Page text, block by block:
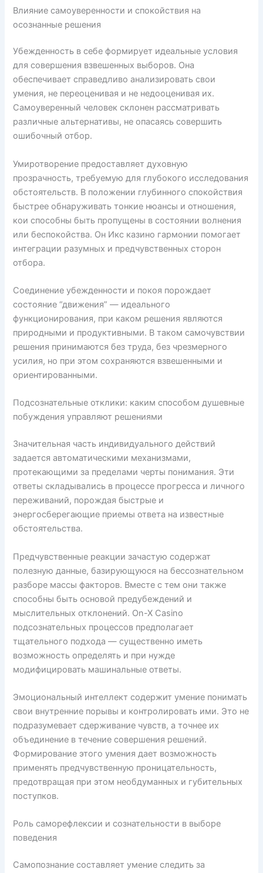
Влияние самоуверенности и спокойствия на
осознанные решения
Убежденность в себе формирует идеальные условия
для совершения взвешенных выборов. Она
обеспечивает справедливо анализировать свои
умения, не переоценивая и не недооценивая их.
Самоуверенный человек склонен рассматривать
различные альтернативы, не опасаясь совершить
ошибочный отбор.
Умиротворение предоставляет духовную
прозрачность, требуемую для глубокого исследования
обстоятельств. В положении глубинного спокойствия
быстрее обнаруживать тонкие нюансы и отношения,
кои способны быть пропущены в состоянии волнения
или беспокойства. Он Икс казино гармонии помогает
интеграции разумных и предчувственных сторон
отбора.
Соединение убежденности и покоя порождает
состояние “движения” — идеального
функционирования, при каком решения являются
природными и продуктивными. В таком самочувствии
решения принимаются без труда, без чрезмерного
усилия, но при этом сохраняются взвешенными и
ориентированными.
Подсознательные отклики: каким способом душевные
побуждения управляют решениями
Значительная часть индивидуального действий
задается автоматическими механизмами,
протекающими за пределами черты понимания. Эти
ответы складывались в процессе прогресса и личного
переживаний, порождая быстрые и
энергосберегающие приемы ответа на известные
обстоятельства.
Предчувственные реакции зачастую содержат
полезную данные, базирующуюся на бессознательном
разборе массы факторов. Вместе с тем они также
способны быть основой предубеждений и
мыслительных отклонений. On-X Casino
подсознательных процессов предполагает
тщательного подхода — существенно иметь
возможность определять и при нужде
модифицировать машинальные ответы.
Эмоциональный интеллект содержит умение понимать
свои внутренние порывы и контролировать ими. Это не
подразумевает сдерживание чувств, а точнее их
объединение в течение совершения решений.
Формирование этого умения дает возможность
применять предчувственную проницательность,
предотвращая при этом необдуманных и губительных
поступков.
Роль саморефлексии и сознательности в выборе
поведения
Самопознание составляет умение следить за